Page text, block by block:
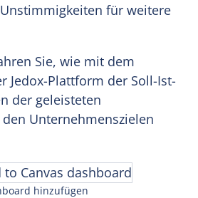
für weitere
Sie, wie mit dem
Jedox-Plattform der Soll-Ist-
der geleisteten
Unternehmenszielen
hinzufügen